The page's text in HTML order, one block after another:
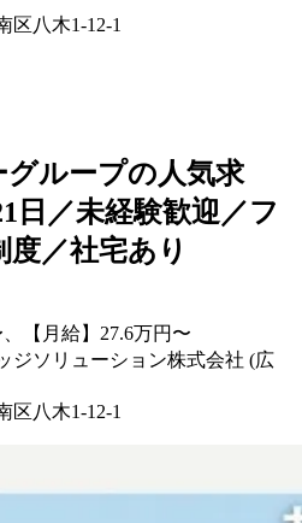
区八木1-12-1
グループの人気求
日／未経験歓迎／フ
／社宅あり
、【月給】27.6万円〜
ジソリューション株式会社 (広
区八木1-12-1